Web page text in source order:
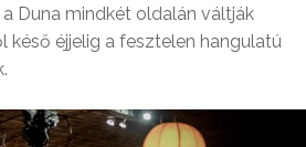
Duna mindkét oldalán váltják
késő éjjelig a fesztelen hangulatú